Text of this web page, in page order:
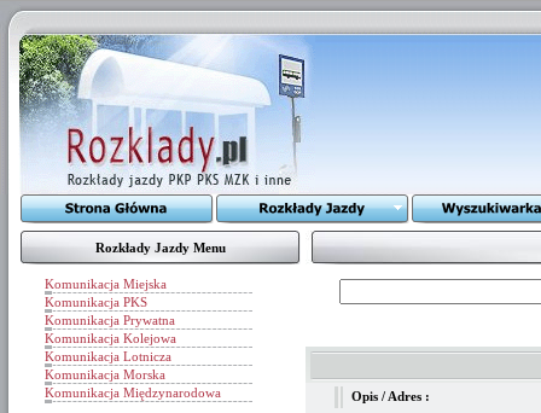
Rozkłady Jazdy Menu
Komunikacja Miejska
Komunikacja PKS
Komunikacja Prywatna
Komunikacja Kolejowa
Komunikacja Lotnicza
Komunikacja Morska
Komunikacja Międzynarodowa
Opis / Adres :